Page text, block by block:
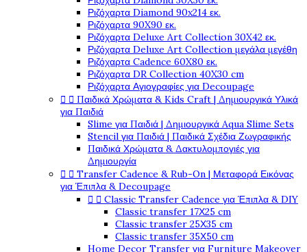
Ριζόχαρτα Diamond 90x214 εκ.
Ριζόχαρτα 90X90 εκ.
Ριζόχαρτα Deluxe Art Collection 30X42 εκ.
Ριζόχαρτα Deluxe Art Collection μεγάλα μεγέθη
Ριζόχαρτα Cadence 60X80 εκ.
Ριζόχαρτα DR Collection 40X30 cm
Ριζόχαρτα Αγιογραφίες για Decoupage
  Παιδικά Χρώματα & Kids Craft | Δημιουργικά Υλικά
για Παιδιά
Slime για Παιδιά | Δημιουργικά Aqua Slime Sets
Stencil για Παιδιά | Παιδικά Σχέδια Ζωγραφικής
Παιδικά Χρώματα & Δακτυλομπογιές για
Δημιουργία
  Transfer Cadence & Rub-On | Μεταφορά Εικόνας
για Έπιπλα & Decoupage
  Classic Transfer Cadence για Έπιπλα & DIY
Classic transfer 17Χ25 cm
Classic transfer 25Χ35 cm
Classic transfer 35Χ50 cm
Home Decor Transfer για Furniture Makeover